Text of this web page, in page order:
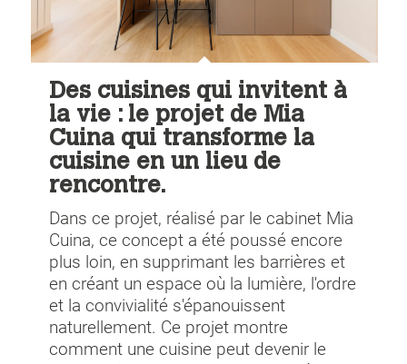
Des cuisines qui invitent à
la vie : le projet de Mia
Cuina qui transforme la
cuisine en un lieu de
rencontre.
Dans ce projet, réalisé par le cabinet Mia
Cuina, ce concept a été poussé encore
plus loin, en supprimant les barrières et
en créant un espace où la lumière, l'ordre
et la convivialité s'épanouissent
naturellement. Ce projet montre
comment une cuisine peut devenir le